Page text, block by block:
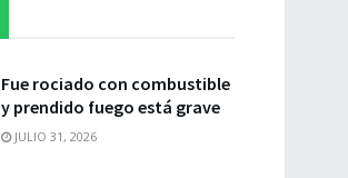
Fue rociado con combustible
y prendido fuego está grave
JULIO 31, 2026